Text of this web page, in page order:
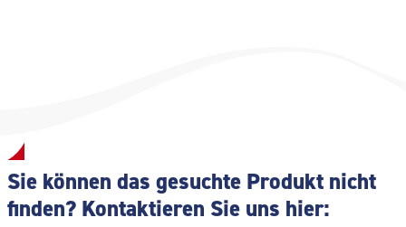
Sie können das gesuchte Produkt nicht
finden? Kontaktieren Sie uns hier: